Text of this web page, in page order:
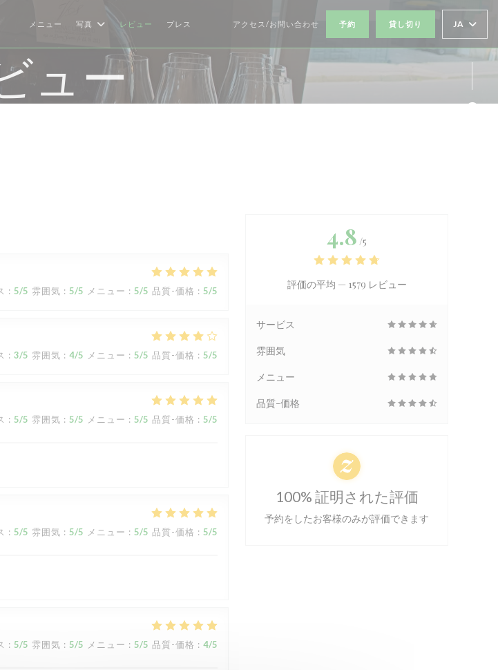
メニュー 写真 レビュー プレス
((新しいウィンドウで開きます))
((新しいウィンドウで開きます))
アクセス/お問い合わせ 予約 貸し切り JA
ュー
: 5/5 雰囲気 : 5/5 メニュー : 5/5 品質-価格 : 5/5
: 3/5 雰囲気 : 4/5 メニュー : 5/5 品質-価格 : 5/5
: 5/5 雰囲気 : 5/5 メニュー : 5/5 品質-価格 : 5/5
: 5/5 雰囲気 : 5/5 メニュー : 5/5 品質-価格 : 5/5
: 5/5 雰囲気 : 5/5 メニュー : 5/5 品質-価格 : 4/5
4.8 /5
評価の平均 — 1579 レビュー
サービス
雰囲気
メニュー
品質-価格
100% 証明された評価
予約をしたお客様のみが評価できます